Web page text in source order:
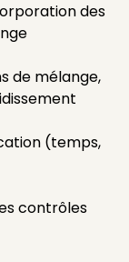
des
de mélange,
(temps,
contrôles